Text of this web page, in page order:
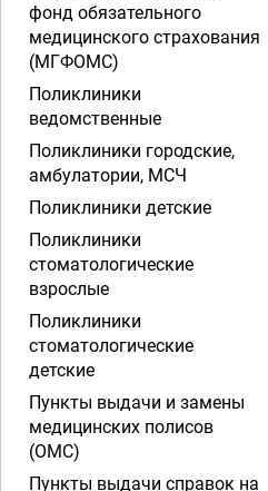
фонд обязательного
медицинского страхования
(МГФОМС)
Поликлиники
ведомственные
Поликлиники городские,
амбулатории, МСЧ
Поликлиники детские
Поликлиники
стоматологические
взрослые
Поликлиники
стоматологические
детские
Пункты выдачи и замены
медицинских полисов
(ОМС)
Пункты выдачи справок на